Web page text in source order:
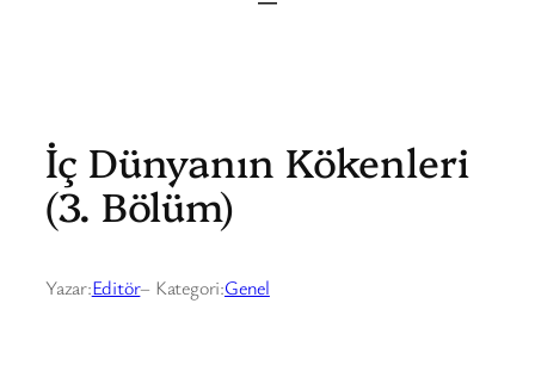
İç Dünyanın Kökenleri
(3. Bölüm)
Yazar:Editör– Kategori:Genel